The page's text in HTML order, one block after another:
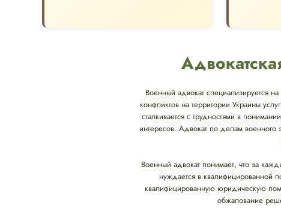
Военный адвокат специализируется
конфликтов на территории Украины
сталкивается с трудностями в
интересов. Адвокат по делам военного
Военный адвокат понимает, что за
нуждается в квалифицированной
квалифицированную юридическую
обжалование